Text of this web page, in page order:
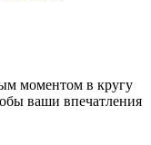
моментом в кругу
ваши впечатления